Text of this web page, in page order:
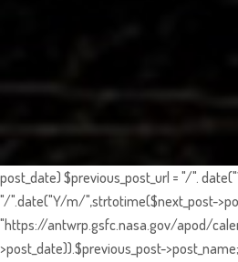
post_date) $previous_post_url = "/".
"/".date("Y/m/",strtotime($next_post-
"https://antwrp.gsfc.nasa.gov/apod/
>post_date)).$previous_post-